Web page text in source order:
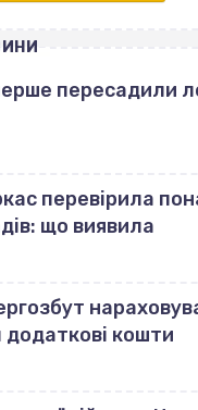
пересадили
перевірила
що виявила
кошти